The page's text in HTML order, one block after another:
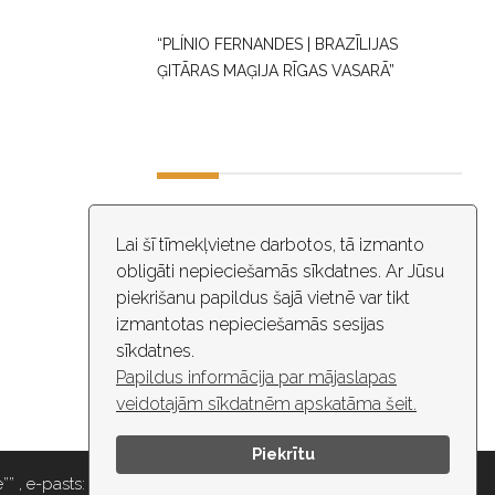
Lai šī tīmekļvietne darbotos, tā izmanto
obligāti nepieciešamās sīkdatnes. Ar Jūsu
piekrišanu papildus šajā vietnē var tikt
izmantotas nepieciešamās sesijas
sīkdatnes.
Papildus informācija par mājaslapas
veidotajām sīkdatnēm apskatāma šeit.
Piekrītu
“PLÍNIO FERNANDES | BRAZĪLIJAS
ĢITĀRAS MAĢIJA RĪGAS VASARĀ”
DARBA LAIKS
10:00 - 18:30
ĒKĀ NOTIEK VIDEO NOVĒROŠANA
e-pasts: maza.gilde@riga.lv, tālr: 67037418